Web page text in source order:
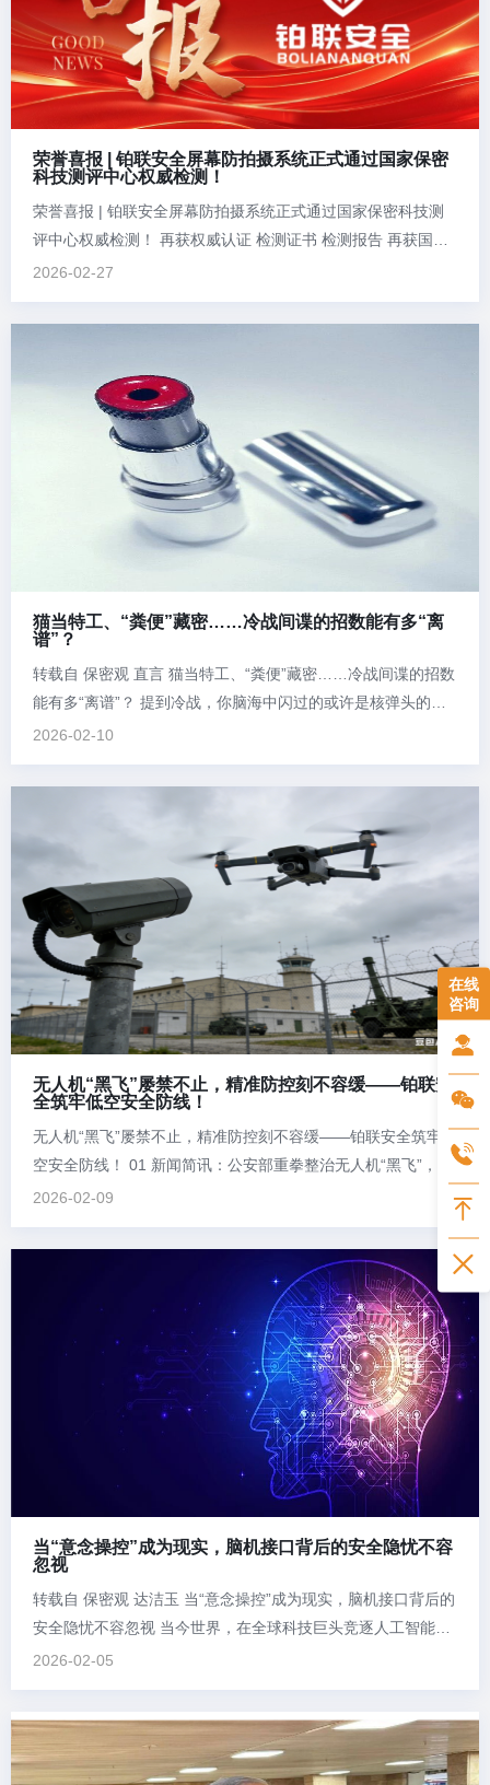
荣誉喜报 | 铂联安全屏幕防拍摄系统正式通过国家保密
科技测评中心权威检测！
荣誉喜报 | 铂联安全屏幕防拍摄系统正式通过国家保密科技测
评中心权威检测！ 再获权威认证 检测证书 检测报告 再获国家
级权威认证！ 近日，北京铂联安全技术有限公司自主研发的铂
品质，正式通过国家保密科技测评中心的全面严格检测，并
2026-02-27
猫当特工、“粪便”藏密……冷战间谍的招数能有多“离
谱”？
转载自 保密观 直言 猫当特工、“粪便”藏密……冷战间谍的招数
能有多“离谱”？ 提到冷战，你脑海中闪过的或许是核弹头的阴
影、柏林墙的铁丝网，或是密码电台的滴答声。但在这场无声
了一场“脑洞竞赛”，发明出一大批匪夷所思又精妙绝伦的间谍工
2026-02-10
无人机“黑飞”屡禁不止，精准防控刻不容缓——铂联安
全筑牢低空安全防线！
无人机“黑飞”屡禁不止，精准防控刻不容缓——铂联安全筑牢低
空安全防线！ 01 新闻简讯：公安部重拳整治无人机“黑飞”，多
起典型案例曝光 近日，新华社等媒体报道，公安部公布近年来
的严峻态势。案例显示，部分飞手通过破解限高、禁飞区限
2026-02-09
当“意念操控”成为现实，脑机接口背后的安全隐忧不容
忽视
转载自 保密观 达洁玉 当“意念操控”成为现实，脑机接口背后的
安全隐忧不容忽视 当今世界，在全球科技巨头竞逐人工智能主
导权的同时，另一科技前沿领域的争夺已悄然展开—— 近日，
有外媒称，OpenAI进...
2026-02-05
在线
咨询